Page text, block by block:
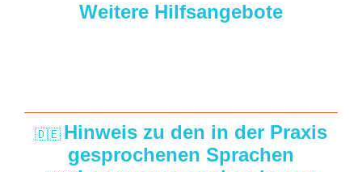
Weitere Hilfsangebote
🇩🇪 Hinweis zu den in der Praxis
gesprochenen Sprachen